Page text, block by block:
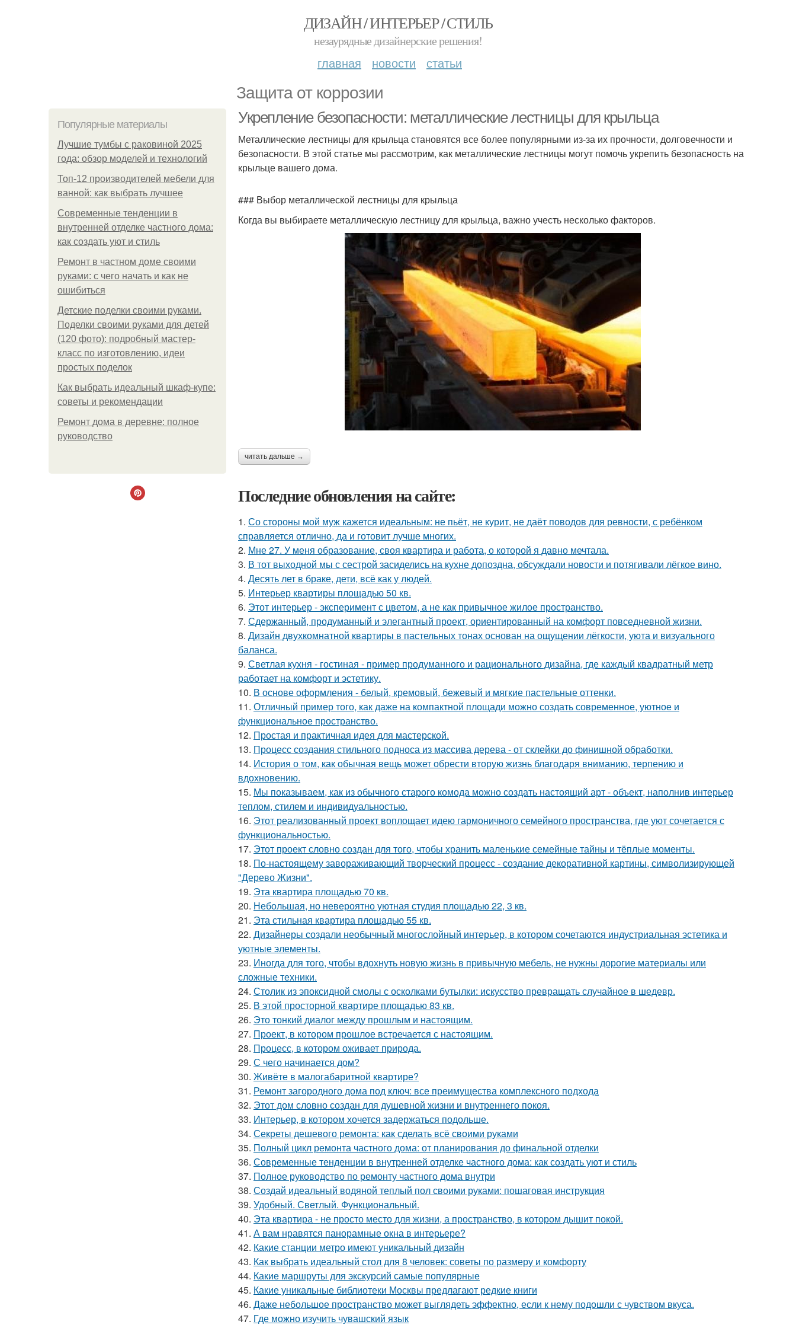
ДИЗАЙН / ИНТЕРЬЕР / СТИЛЬ
незаурядные дизайнерские решения!
главная новости статьи
Защита от коррозии
Популярные материалы
Лучшие тумбы с раковиной 2025
года: обзор моделей и технологий
Топ-12 производителей мебели для
ванной: как выбрать лучшее
Современные тенденции в
внутренней отделке частного дома:
как создать уют и стиль
Ремонт в частном доме своими
руками: с чего начать и как не
ошибиться
Детские поделки своими руками.
Поделки своими руками для детей
(120 фото): подробный мастер-
класс по изготовлению, идеи
простых поделок
Как выбрать идеальный шкаф-купе:
советы и рекомендации
Ремонт дома в деревне: полное
руководство
Укрепление безопасности: металлические лестницы для крыльца
Металлические лестницы для крыльца становятся все более популярными из-за их прочности, долговечности и
безопасности. В этой статье мы рассмотрим, как металлические лестницы могут помочь укрепить безопасность на
крыльце вашего дома.
### Выбор металлической лестницы для крыльца
Когда вы выбираете металлическую лестницу для крыльца, важно учесть несколько факторов.
читать дальше →
Последние обновления на сайте:
1. Со стороны мой муж кажется идеальным: не пьёт, не курит, не даёт поводов для ревности, с ребёнком
справляется отлично, да и готовит лучше многих.
2. Мне 27. У меня образование, своя квартира и работа, о которой я давно мечтала.
3. В тот выходной мы с сестрой засиделись на кухне допоздна, обсуждали новости и потягивали лёгкое вино.
4. Десять лет в браке, дети, всё как у людей.
5. Интерьер квартиры площадью 50 кв.
6. Этот интерьер - эксперимент с цветом, а не как привычное жилое пространство.
7. Сдержанный, продуманный и элегантный проект, ориентированный на комфорт повседневной жизни.
8. Дизайн двухкомнатной квартиры в пастельных тонах основан на ощущении лёгкости, уюта и визуального
баланса.
9. Светлая кухня - гостиная - пример продуманного и рационального дизайна, где каждый квадратный метр
работает на комфорт и эстетику.
10. В основе оформления - белый, кремовый, бежевый и мягкие пастельные оттенки.
11. Отличный пример того, как даже на компактной площади можно создать современное, уютное и
функциональное пространство.
12. Простая и практичная идея для мастерской.
13. Процесс создания стильного подноса из массива дерева - от склейки до финишной обработки.
14. История о том, как обычная вещь может обрести вторую жизнь благодаря вниманию, терпению и
вдохновению.
15. Мы показываем, как из обычного старого комода можно создать настоящий арт - объект, наполнив интерьер
теплом, стилем и индивидуальностью.
16. Этот реализованный проект воплощает идею гармоничного семейного пространства, где уют сочетается с
функциональностью.
17. Этот проект словно создан для того, чтобы хранить маленькие семейные тайны и тёплые моменты.
18. По-настоящему завораживающий творческий процесс - создание декоративной картины, символизирующей
"Дерево Жизни".
19. Эта квартира площадью 70 кв.
20. Небольшая, но невероятно уютная студия площадью 22, 3 кв.
21. Эта стильная квартира площадью 55 кв.
22. Дизайнеры создали необычный многослойный интерьер, в котором сочетаются индустриальная эстетика и
уютные элементы.
23. Иногда для того, чтобы вдохнуть новую жизнь в привычную мебель, не нужны дорогие материалы или
сложные техники.
24. Столик из эпоксидной смолы с осколками бутылки: искусство превращать случайное в шедевр.
25. В этой просторной квартире площадью 83 кв.
26. Это тонкий диалог между прошлым и настоящим.
27. Проект, в котором прошлое встречается с настоящим.
28. Процесс, в котором оживает природа.
29. С чего начинается дом?
30. Живёте в малогабаритной квартире?
31. Ремонт загородного дома под ключ: все преимущества комплексного подхода
32. Этот дом словно создан для душевной жизни и внутреннего покоя.
33. Интерьер, в котором хочется задержаться подольше.
34. Секреты дешевого ремонта: как сделать всё своими руками
35. Полный цикл ремонта частного дома: от планирования до финальной отделки
36. Современные тенденции в внутренней отделке частного дома: как создать уют и стиль
37. Полное руководство по ремонту частного дома внутри
38. Создай идеальный водяной теплый пол своими руками: пошаговая инструкция
39. Удобный. Светлый. Функциональный.
40. Эта квартира - не просто место для жизни, а пространство, в котором дышит покой.
41. А вам нравятся панорамные окна в интерьере?
42. Какие станции метро имеют уникальный дизайн
43. Как выбрать идеальный стол для 8 человек: советы по размеру и комфорту
44. Какие маршруты для экскурсий самые популярные
45. Какие уникальные библиотеки Москвы предлагают редкие книги
46. Даже небольшое пространство может выглядеть эффектно, если к нему подошли с чувством вкуса.
47. Где можно изучить чувашский язык